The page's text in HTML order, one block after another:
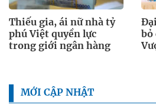
Thiếu gia, ái nữ nhà tỷ
phú Việt quyền lực
trong giới ngân hàng
bỏ
MỚI CẬP NHẬT